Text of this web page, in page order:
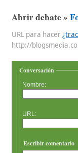
Abrir debate »
URL para hacer
http://
Conversación
Nombre:
URL:
Escribir comentario